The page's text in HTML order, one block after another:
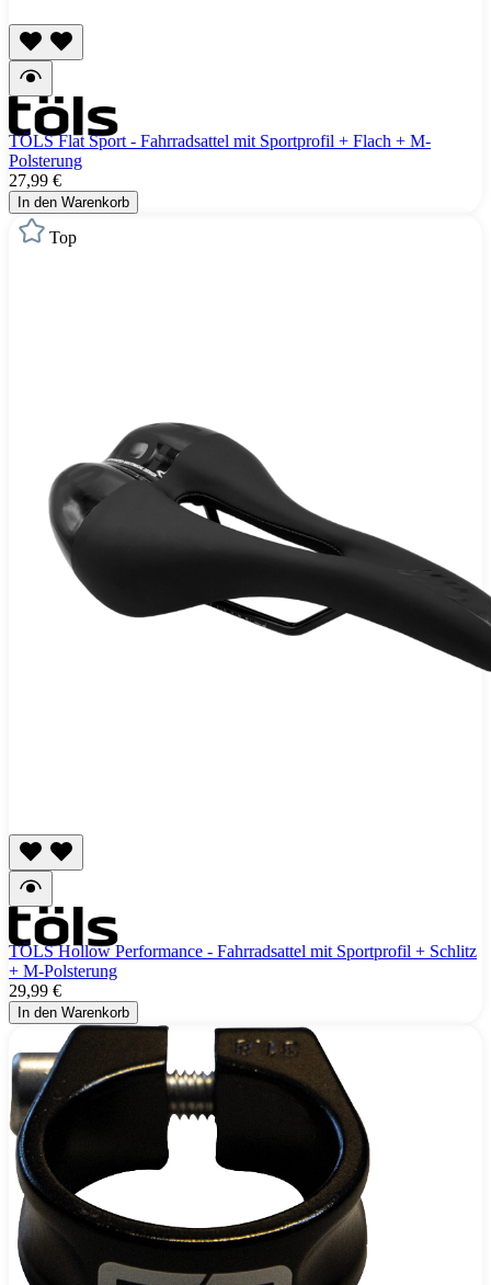
TÖLS Flat Sport - Fahrradsattel mit Sportprofil + Flach + M-
Polsterung
27,99 €
In den Warenkorb
Top
TÖLS Hollow Performance - Fahrradsattel mit Sportprofil + Schlitz
+ M-Polsterung
29,99 €
In den Warenkorb